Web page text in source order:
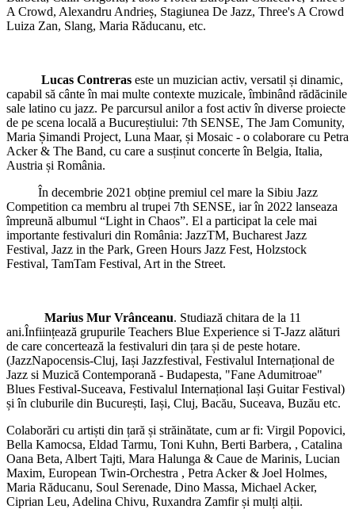
A Crowd, Alexandru Andrieș, Stagiunea De Jazz, Three's A Crowd
Luiza Zan, Slang, Maria Răducanu, etc.
Lucas Contreras este un muzician activ, versatil și dinamic,
capabil să cânte în mai multe contexte muzicale, îmbinând rădăcinile
sale latino cu jazz. Pe parcursul anilor a fost activ în diverse proiecte
de pe scena locală a Bucureștiului: 7th SENSE, The Jam Comunity,
Maria Șimandi Project, Luna Maar, și Mosaic - o colaborare cu Petra
Acker & The Band, cu care a susținut concerte în Belgia, Italia,
Austria și România.
În decembrie 2021 obține premiul cel mare la Sibiu Jazz
Competition ca membru al trupei 7th SENSE, iar în 2022 lanseaza
împreună albumul “Light in Chaos”. El a participat la cele mai
importante festivaluri din România: JazzTM, Bucharest Jazz
Festival, Jazz in the Park, Green Hours Jazz Fest, Holzstock
Festival, TamTam Festival, Art in the Street.
Marius Mur Vrânceanu. Studiază chitara de la 11
ani.Înființează grupurile Teachers Blue Experience si T-Jazz alături
de care concertează la festivaluri din țara și de peste hotare.
(JazzNapocensis-Cluj, Iași Jazzfestival, Festivalul Internațional de
Jazz si Muzică Contemporană - Budapesta, "Fane Adumitroae"
Blues Festival-Suceava, Festivalul Internațional Iași Guitar Festival)
și în cluburile din București, Iași, Cluj, Bacău, Suceava, Buzău etc.
Colaborări cu artiști din țară și străinătate, cum ar fi: Virgil Popovici,
Bella Kamocsa, Eldad Tarmu, Toni Kuhn, Berti Barbera, , Catalina
Oana Beta, Albert Tajti, Mara Halunga & Caue de Marinis, Lucian
Maxim, European Twin-Orchestra , Petra Acker & Joel Holmes,
Maria Răducanu, Soul Serenade, Dino Massa, Michael Acker,
Ciprian Leu, Adelina Chivu, Ruxandra Zamfir și mulți alții.